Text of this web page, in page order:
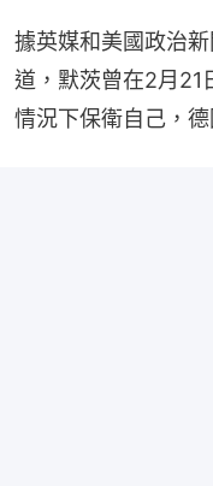
據英媒和美國政治
道，默茨曾在2月21
情況下保衛自己，